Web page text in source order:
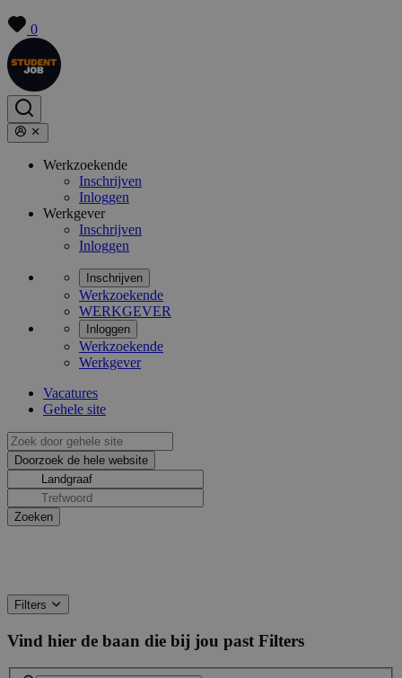
0
Werkzoekende
Inschrijven
Inloggen
Werkgever
Inschrijven
Inloggen
Inschrijven
Werkzoekende
WERKGEVER
Inloggen
Werkzoekende
Werkgever
Vacatures
Gehele site
Filters
Vind hier de baan die bij jou past Filters